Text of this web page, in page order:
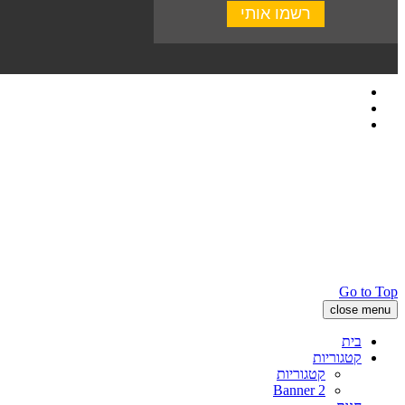
Go to Top
close menu
בית
קטגוריות
קטגוריות
Banner 2